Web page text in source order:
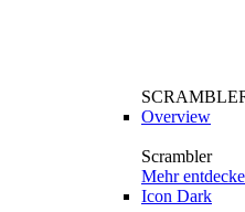
Overview
Scrambler
Mehr
Icon Dark